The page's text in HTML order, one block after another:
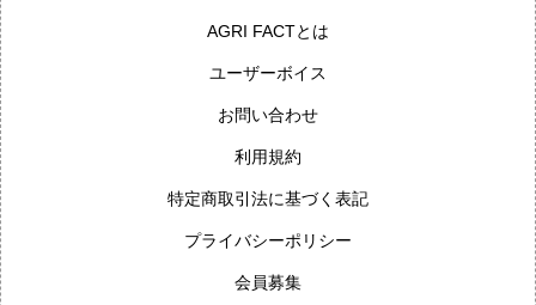
AGRI FACTとは
ユーザーボイス
お問い合わせ
利用規約
特定商取引法に基づく表記
プライバシーポリシー
会員募集